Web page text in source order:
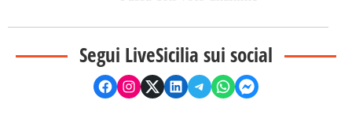
Segui LiveSicilia sui social